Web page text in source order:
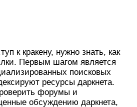
к кракену, нужно знать, как
Первым шагом является
поисковых
ресурсы даркнета.
форумы и
обсуждению даркнета,